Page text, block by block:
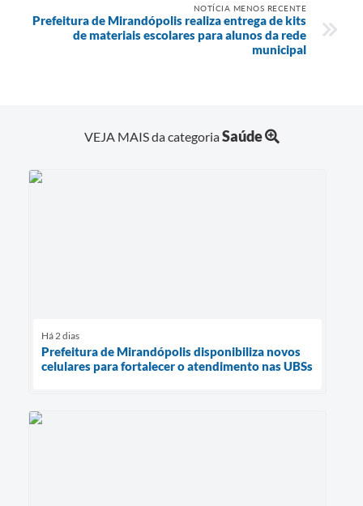
NOTÍCIA MENOS RECENTE
Prefeitura de Mirandópolis realiza entrega de kits
de materiais escolares para alunos da rede
municipal
VEJA MAIS da categoriaSaúde
Há 2 dias
Prefeitura de Mirandópolis disponibiliza novos
celulares para fortalecer o atendimento nas UBSs